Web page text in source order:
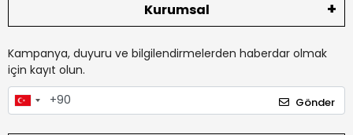
Kurumsal
Kampanya, duyuru ve bilgilendirmelerden haberdar olmak
için kayıt olun.
Gönder